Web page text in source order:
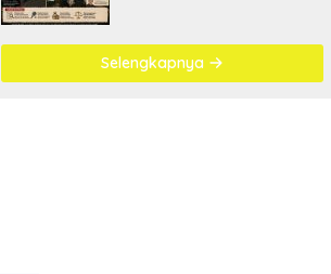
Mengular
Selengkapnya